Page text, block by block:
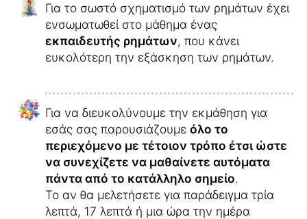
Για το σωστό σχηματισμό των ρημάτων έχει
ενσωματωθεί στο μάθημα ένας
εκπαιδευτής ρημάτων, που κάνει
ευκολότερη την εξάσκηση των ρημάτων.
Για να διευκολύνουμε την εκμάθηση για
εσάς σας παρουσιάζουμε όλο το
περιεχόμενο με τέτοιον τρόπο έτσι ώστε
να συνεχίζετε να μαθαίνετε αυτόματα
πάντα από το κατάλληλο σημείο.
Το αν θα μελετήσετε για παράδειγμα τρία
λεπτά, 17 λεπτά ή μια ώρα την ημέρα